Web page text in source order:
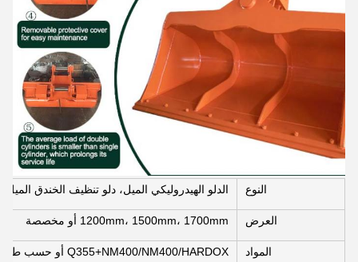
النوع الدلو الهيدروليكي الميل، دلو تنظيف الخندق
العرض 1200mm، 1500mm، 1700mm أو مخصصة
المواد Q355+NM400/NM400/HARDOX أو حسب طلب العميل